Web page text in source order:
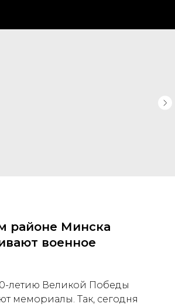
районе Минска
военное
летию Великой Победы
мемориалы. Так, сегодня